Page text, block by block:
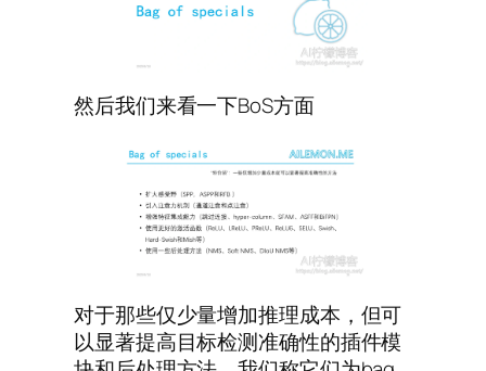
然后我们来看一下BoS方面
对于那些仅少量增加推理成本，但可
以显著提高目标检测准确性的插件模